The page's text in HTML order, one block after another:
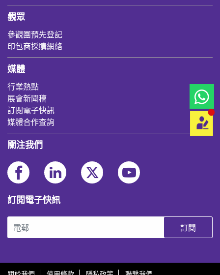
觀眾
參觀團預先登記
印包商採購網絡
媒體
行業熱點
展會新聞稿
訂閱電子快訊
媒體合作査詢
關注我們
訂閱電子快訊
訂閱